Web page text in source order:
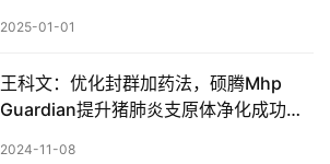
2025-01-01
王科文：优化封群加药法，硕腾Mhp
Guardian提升猪肺炎支原体净化成功率
2024-11-08